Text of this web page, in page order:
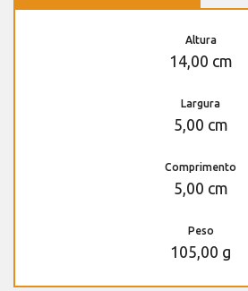
Altura
14,00 cm
Largura
5,00 cm
Comprimento
5,00 cm
Peso
105,00 g